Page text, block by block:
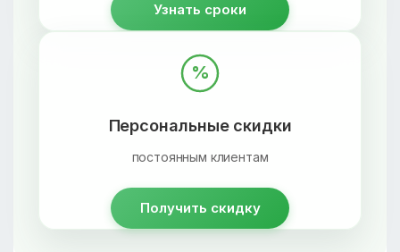
Узнать сроки
%
Персональные скидки
постоянным клиентам
Получить скидку